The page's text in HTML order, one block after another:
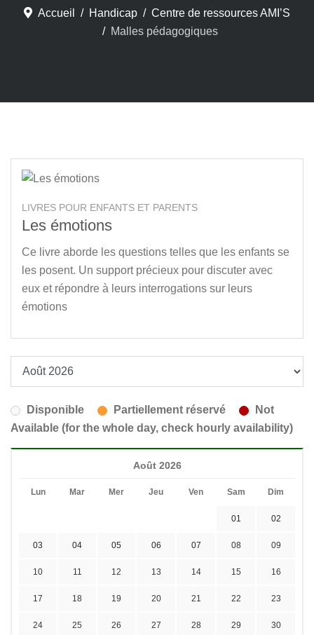
Accueil Handicap
Centre de ressources AMI’S
Malles pédagogiques
LIVRES POUR ENFANTS ET PARENTS
Les émotions
Ce livre aborde les questions telles que les enfants se
les posent. Un support précieux pour discuter avec
eux et répondre à leurs interrogations sur leurs
émotions
Disponible Partiellement réservé
Not
Available (for the whole day, check hourly availability)
Août 2026
Lun Mar Mer Jeu Ven Sam Dim
01 02
03 04 05 06 07 08 09
10 11 12 13 14 15 16
17 18 19 20 21 22 23
24 25 26 27 28 29 30